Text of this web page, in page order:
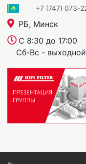
+7 (747) 073-
РБ, Минск
С 8:30 до 17:00
Сб-Вс - выходной